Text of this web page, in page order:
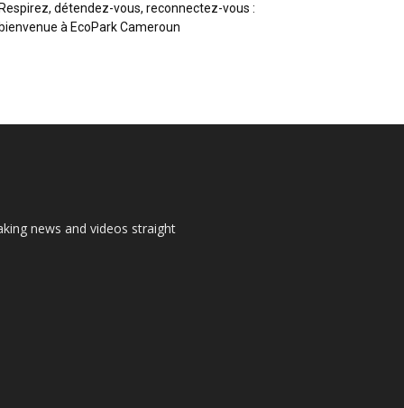
détendez-vous, reconnectez-vous :
à EcoPark Cameroun
news and videos straight